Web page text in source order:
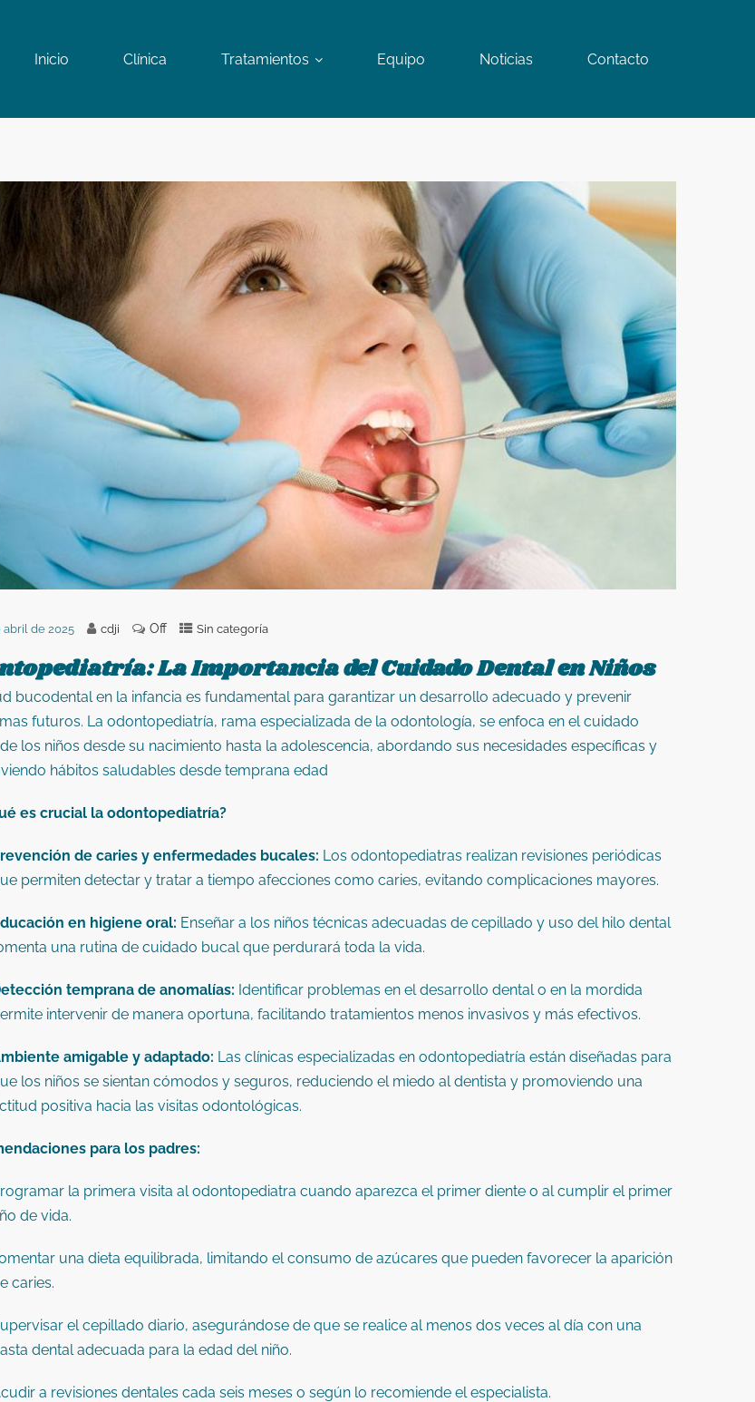
Inicio Clínica Tratamientos Equipo Noticias Contacto
abril de 2025 cdji Off Sin categoría
La Importancia del Cuidado Dental en Niños
bucodental en la infancia es fundamental para garantizar un desarrollo adecuado y prevenir
futuros. La odontopediatría, rama especializada de la odontología, se enfoca en el cuidado
los niños desde su nacimiento hasta la adolescencia, abordando sus necesidades específicas y
hábitos saludables desde temprana edad
es crucial la odontopediatría?
de caries y enfermedades bucales: Los odontopediatras realizan revisiones periódicas
permiten detectar y tratar a tiempo afecciones como caries, evitando complicaciones mayores.
en higiene oral: Enseñar a los niños técnicas adecuadas de cepillado y uso del hilo dental
una rutina de cuidado bucal que perdurará toda la vida.
temprana de anomalías: Identificar problemas en el desarrollo dental o en la mordida
intervenir de manera oportuna, facilitando tratamientos menos invasivos y más efectivos.
amigable y adaptado: Las clínicas especializadas en odontopediatría están diseñadas para
los niños se sientan cómodos y seguros, reduciendo el miedo al dentista y promoviendo una
positiva hacia las visitas odontológicas.
para los padres:
la primera visita al odontopediatra cuando aparezca el primer diente o al cumplir el primer
de vida.
una dieta equilibrada, limitando el consumo de azúcares que pueden favorecer la aparición
caries.
el cepillado diario, asegurándose de que se realice al menos dos veces al día con una
dental adecuada para la edad del niño.
a revisiones dentales cada seis meses o según lo recomiende el especialista.